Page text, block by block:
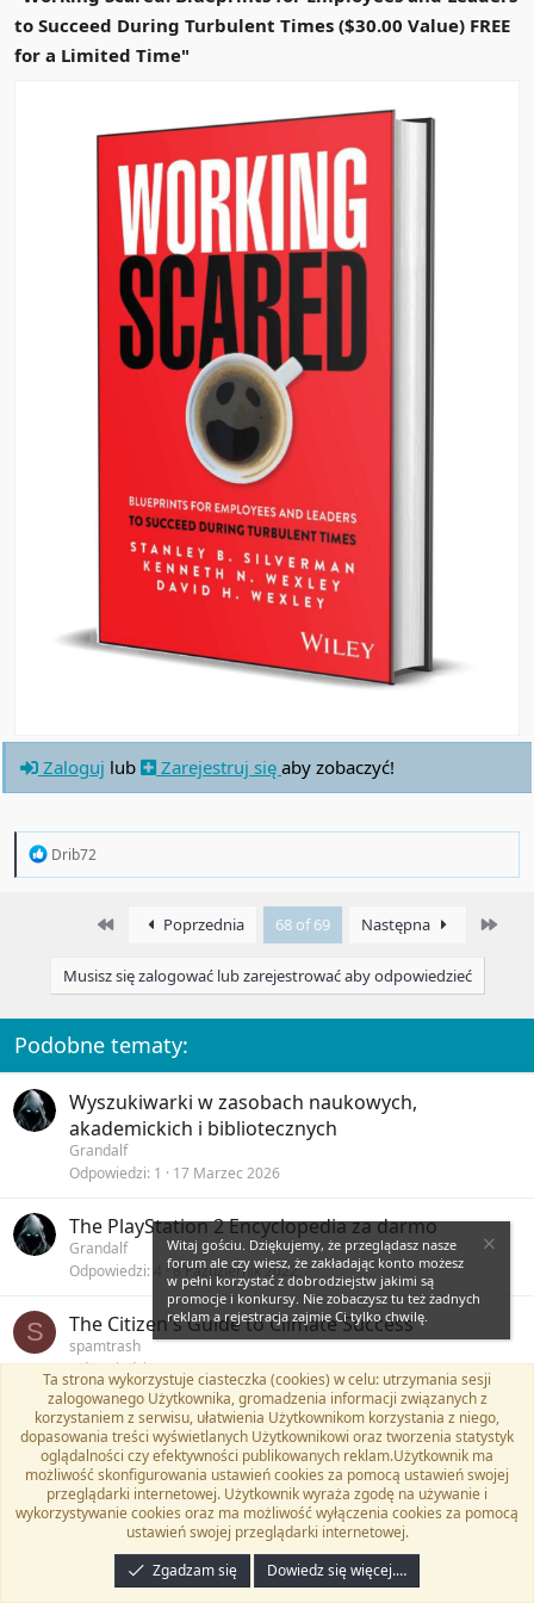
to Succeed During Turbulent Times ($30.00 Value) FREE
for a Limited Time"
Zaloguj lub Zarejestruj się aby zobaczyć!
R
:
Drib72
First Poprzednia 68 of 69 Następna
Musisz się zalogować lub zarejestrować aby odpowiedzieć
Podobne tematy:
Wyszukiwarki w zasobach naukowych,
akademickich i bibliotecznych
Grandalf
Odpowiedzi 1 17 Marzec 2026
The PlayStation 2 Encyclopedia za darmo
Grandalf
Odpowiedzi
8 Październik 2022
S The Citizen's Guide to Climate Success
spamtrash
Odpowiedzi 7 25 Luty 2020
Ebooki i audiobooki, promocja, rabaty
hocik
Odpowiedzi 4 25 Listopad 2021
S ...
spamtrash
Odpowiedzi 0 11 Sierpień 2018
Witaj gościu. Dziękujemy, że przeglądasz nasze
forum ale czy wiesz, że zakładając konto możesz
w pełni korzystać z dobrodziejstw jakimi są
promocje i konkursy. Nie zobaczysz tu też żadnych
reklam a rejestracja zajmie Ci tylko chwilę.
Ta strona wykorzystuje ciasteczka (cookies) w celu: utrzymania sesji
zalogowanego Użytkownika, gromadzenia informacji związanych z
korzystaniem z serwisu, ułatwienia Użytkownikom korzystania z niego,
dopasowania treści wyświetlanych Użytkownikowi oraz tworzenia statystyk
oglądalności czy efektywności publikowanych reklam.Użytkownik ma
możliwość skonfigurowania ustawień cookies za pomocą ustawień swojej
przeglądarki internetowej. Użytkownik wyraża zgodę na używanie i
wykorzystywanie cookies oraz ma możliwość wyłączenia cookies za pomocą
ustawień swojej przeglądarki internetowej.
Zgadzam się
Dowiedz się więcej.…